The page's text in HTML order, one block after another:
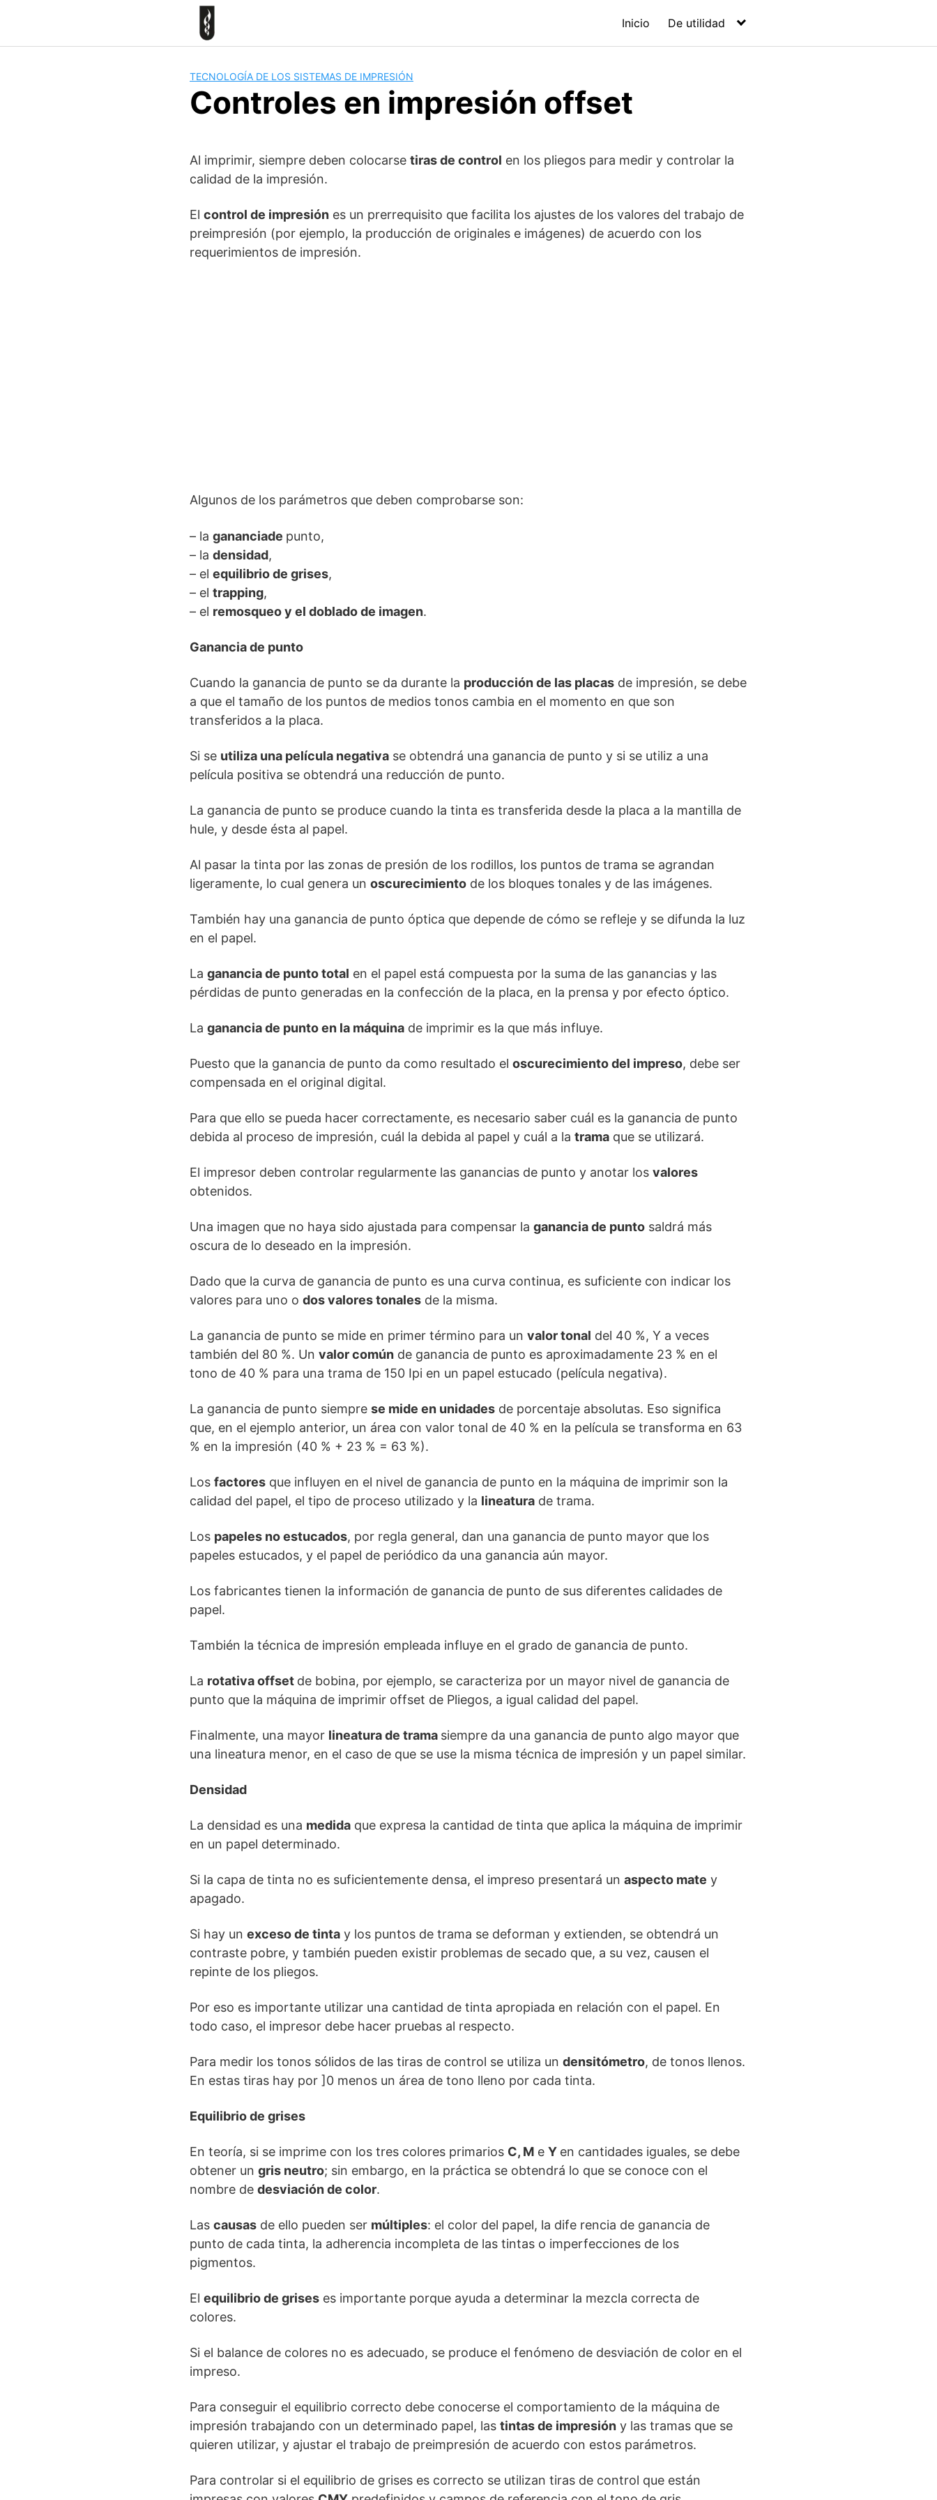
Inicio De utilidad
TECNOLOGÍA DE LOS SISTEMAS DE IMPRESIÓN
Controles en impresión offset
Al imprimir, siempre deben colocarse tiras de control en los pliegos para medir y controlar la
calidad de la impresión.
El control de impresión es un prerrequisito que facilita los ajustes de los valores del trabajo de
preimpresión (por ejemplo, la producción de originales e imágenes) de acuerdo con los
requerimientos de impresión.
Algunos de los parámetros que deben comprobarse son:
– la gananciade punto,
– la densidad,
– el equilibrio de grises,
– el trapping,
– el remosqueo y el doblado de imagen.
Ganancia de punto
Cuando la ganancia de punto se da durante la producción de las placas de impresión, se debe
a que el tamaño de los puntos de medios tonos cambia en el momento en que son
transferidos a la placa.
Si se utiliza una película negativa se obtendrá una ganancia de punto y si se utiliz a una
película positiva se obtendrá una reducción de punto.
La ganancia de punto se produce cuando la tinta es transferida desde la placa a la mantilla de
hule, y desde ésta al papel.
Al pasar la tinta por las zonas de presión de los rodillos, los puntos de trama se agrandan
ligeramente, lo cual genera un oscurecimiento de los bloques tonales y de las imágenes.
También hay una ganancia de punto óptica que depende de cómo se refleje y se difunda la luz
en el papel.
La ganancia de punto total en el papel está compuesta por la suma de las ganancias y las
pérdidas de punto generadas en la confección de la placa, en la prensa y por efecto óptico.
La ganancia de punto en la máquina de imprimir es la que más influye.
Puesto que la ganancia de punto da como resultado el oscurecimiento del impreso, debe ser
compensada en el original digital.
Para que ello se pueda hacer correctamente, es necesario saber cuál es la ganancia de punto
debida al proceso de impresión, cuál la debida al papel y cuál a la trama que se utilizará.
El impresor deben controlar regularmente las ganancias de punto y anotar los valores
obtenidos.
Una imagen que no haya sido ajustada para compensar la ganancia de punto saldrá más
oscura de lo deseado en la impresión.
Dado que la curva de ganancia de punto es una curva continua, es suficiente con indicar los
valores para uno o dos valores tonales de la misma.
La ganancia de punto se mide en primer término para un valor tonal del 40 %, Y a veces
también del 80 %. Un valor común de ganancia de punto es aproximadamente 23 % en el
tono de 40 % para una trama de 150 Ipi en un papel estucado (película negativa).
La ganancia de punto siempre se mide en unidades de porcentaje absolutas. Eso significa
que, en el ejemplo anterior, un área con valor tonal de 40 % en la película se transforma en 63
% en la impresión (40 % + 23 % = 63 %).
Los factores que influyen en el nivel de ganancia de punto en la máquina de imprimir son la
calidad del papel, el tipo de proceso utilizado y la lineatura de trama.
Los papeles no estucados, por regla general, dan una ganancia de punto mayor que los
papeles estucados, y el papel de periódico da una ganancia aún mayor.
Los fabricantes tienen la información de ganancia de punto de sus diferentes calidades de
papel.
También la técnica de impresión empleada influye en el grado de ganancia de punto.
La rotativa offset de bobina, por ejemplo, se caracteriza por un mayor nivel de ganancia de
punto que la máquina de imprimir offset de Pliegos, a igual calidad del papel.
Finalmente, una mayor lineatura de trama siempre da una ganancia de punto algo mayor que
una lineatura menor, en el caso de que se use la misma técnica de impresión y un papel similar.
Densidad
La densidad es una medida que expresa la cantidad de tinta que aplica la máquina de imprimir
en un papel determinado.
Si la capa de tinta no es suficientemente densa, el impreso presentará un aspecto mate y
apagado.
Si hay un exceso de tinta y los puntos de trama se deforman y extienden, se obtendrá un
contraste pobre, y también pueden existir problemas de secado que, a su vez, causen el
repinte de los pliegos.
Por eso es importante utilizar una cantidad de tinta apropiada en relación con el papel. En
todo caso, el impresor debe hacer pruebas al respecto.
Para medir los tonos sólidos de las tiras de control se utiliza un densitómetro, de tonos llenos.
En estas tiras hay por ]0 menos un área de tono lleno por cada tinta.
Equilibrio de grises
En teoría, si se imprime con los tres colores primarios C, M e Y en cantidades iguales, se debe
obtener un gris neutro; sin embargo, en la práctica se obtendrá lo que se conoce con el
nombre de desviación de color.
Las causas de ello pueden ser múltiples: el color del papel, la dife rencia de ganancia de
punto de cada tinta, la adherencia incompleta de las tintas o imperfecciones de los
pigmentos.
El equilibrio de grises es importante porque ayuda a determinar la mezcla correcta de
colores.
Si el balance de colores no es adecuado, se produce el fenómeno de desviación de color en el
impreso.
Para conseguir el equilibrio correcto debe conocerse el comportamiento de la máquina de
impresión trabajando con un determinado papel, las tintas de impresión y las tramas que se
quieren utilizar, y ajustar el trabajo de preimpresión de acuerdo con estos parámetros.
Para controlar si el equilibrio de grises es correcto se utilizan tiras de control que están